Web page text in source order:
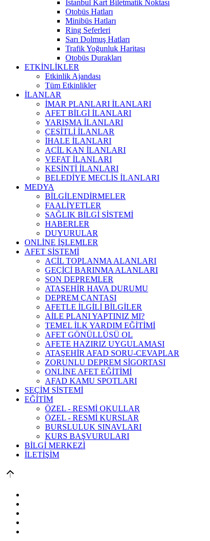
İstanbul Kart Biletmatik Noktası
Otobüs Hatları
Minibüs Hatları
Ring Seferleri
Sarı Dolmuş Hatları
Trafik Yoğunluk Haritası
Otobüs Durakları
ETKİNLİKLER
Etkinlik Ajandası
Tüm Etkinlikler
İLANLAR
İMAR PLANLARI İLANLARI
AFET BİLGİ İLANLARI
YARIŞMA İLANLARI
ÇEŞİTLİ İLANLAR
İHALE İLANLARI
ACİL KAN İLANLARI
VEFAT İLANLARI
KESİNTİ İLANLARI
BELEDİYE MECLİS İLANLARI
MEDYA
BİLGİLENDİRMELER
FAALİYETLER
SAĞLIK BİLGİ SİSTEMİ
HABERLER
DUYURULAR
ONLİNE İŞLEMLER
AFET SİSTEMİ
ACİL TOPLANMA ALANLARI
GEÇİCİ BARINMA ALANLARI
SON DEPREMLER
ATAŞEHİR HAVA DURUMU
DEPREM ÇANTASI
AFETLE İLGİLİ BİLGİLER
AİLE PLANI YAPTINIZ MI?
TEMEL İLK YARDIM EĞİTİMİ
AFET GÖNÜLLÜSÜ OL
AFETE HAZIRIZ UYGULAMASI
ATAŞEHİR AFAD SORU-CEVAPLAR
ZORUNLU DEPREM SİGORTASI
ONLİNE AFET EĞİTİMİ
AFAD KAMU SPOTLARI
SEÇİM SİSTEMİ
EĞİTİM
ÖZEL - RESMİ OKULLAR
ÖZEL - RESMİ KURSLAR
BURSLULUK SINAVLARI
KURS BAŞVURULARI
BİLGİ MERKEZİ
İLETİŞİM